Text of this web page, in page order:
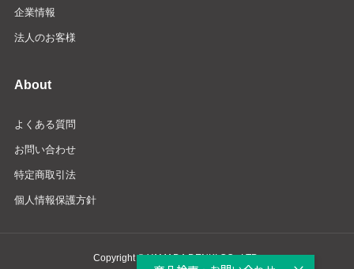
企業情報
法人のお客様
About
よくある質問
お問い合わせ
特定商取引法
個人情報保護方針
Copyright © YAMADA DENKI CO., LTD.